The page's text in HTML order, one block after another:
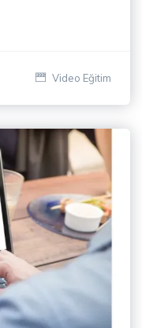
Video Eğitim